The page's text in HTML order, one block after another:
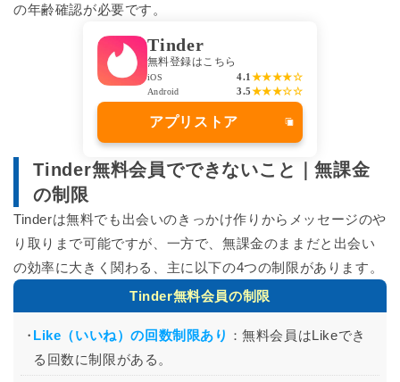
の年齢確認が必要です。
Tinder
無料登録はこちら
iOS 4.1★★★★☆
Android 3.5★★★☆☆
アプリストア
Tinder無料会員でできないこと｜無課金
の制限
Tinderは無料でも出会いのきっかけ作りからメッセージのや
り取りまで可能ですが、一方で、無課金のままだと出会い
の効率に大きく関わる、主に以下の4つの制限があります。
Tinder無料会員の制限
Like（いいね）の回数制限あり ：無料会員はLikeでき
る回数に制限がある。